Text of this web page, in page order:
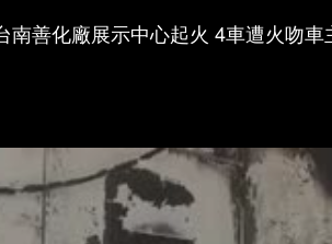
南善化廠展示中心起火 4車遭火吻車